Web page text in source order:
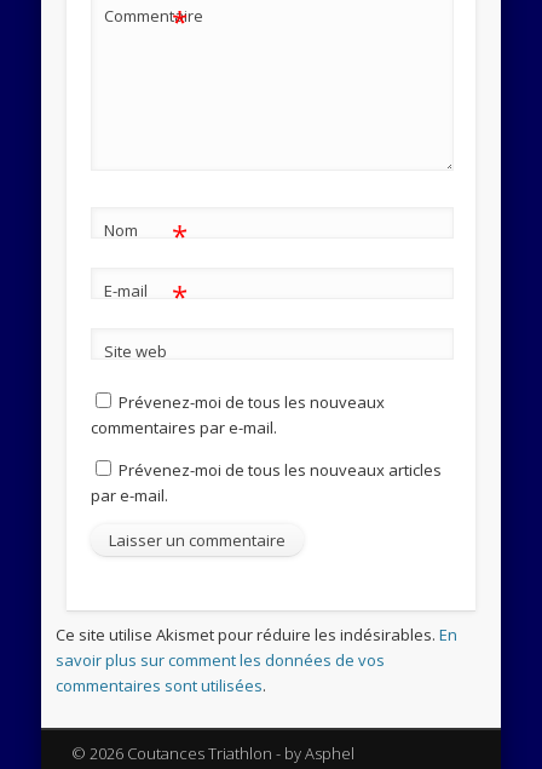
Commentaire
*
Nom *
E-mail *
Site web
Prévenez-moi de tous les nouveaux
commentaires par e-mail.
Prévenez-moi de tous les nouveaux articles
par e-mail.
Ce site utilise Akismet pour réduire les indésirables.En
savoir plus sur comment les données de vos
commentaires sont utilisées.
© 2026 Coutances Triathlon - by Asphel